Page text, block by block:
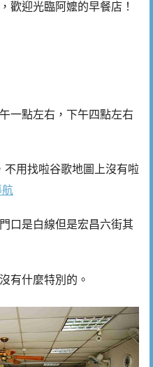
歡迎光臨阿嬤的早餐店！
一點左右，下午四點左右
不用找啦谷歌地圖上沒有啦
航
口是白線但是宏昌六街其
有什麼特別的。